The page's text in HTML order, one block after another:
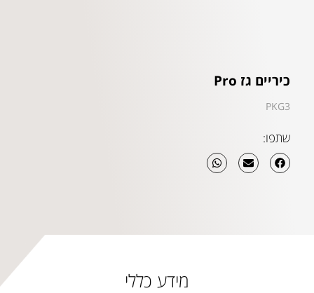
כיריים גז Pro
PKG3
שתפו:
מידע כללי